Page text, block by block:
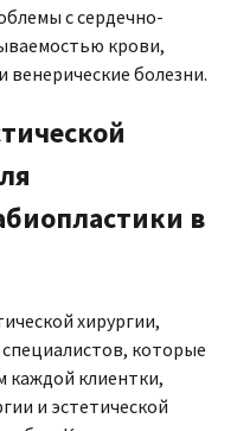
с сердечно-
крови,
венерические болезни.
в
хирургии,
которые
каждой клиентки,
и эстетической